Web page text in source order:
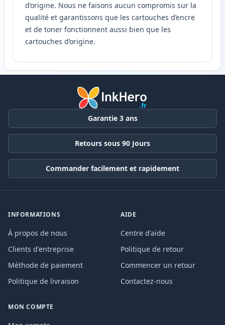
d’origine. Nous ne faisons aucun compromis sur la
qualité et garantissons que les cartouches d’encre
et de toner fonctionnent aussi bien que les
cartouches d’origine.
Garantie 3 ans
Retours sous 90 Jours
Commander facilement et rapidement
INFORMATIONS
À propos de nous
Clients d'entreprise
Méthode de paiement
Politique de livraison
AIDE
Centre d'aide
Politique de retour
Commencer un retour
Contactez-nous
MON COMPTE